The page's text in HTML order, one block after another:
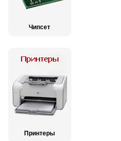
Чипсет
Принтеры